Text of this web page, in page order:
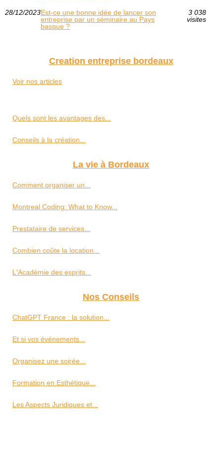
28/12/2023Est-ce une bonne idée de lancer son
entreprise par un séminaire au Pays
basque ?
3 038
visites
Creation entreprise bordeaux
Voir nos articles
Quels sont les avantages des...
Conseils à la création...
La vie à Bordeaux
Comment organiser un...
Montreal Coding: What to Know...
Prestataire de services...
Combien coûte la location...
L'Académie des esprits...
Nos Conseils
ChatGPT France : la solution...
Et si vos événements...
Organisez une soirée...
Formation en Esthétique...
Les Aspects Juridiques et...